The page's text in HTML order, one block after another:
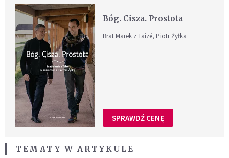
Bóg. Cisza. Prostota
Brat Marek z Taizé, Piotr Żyłka
SPRAWDŹ CENĘ
TEMATY W ARTYKULE